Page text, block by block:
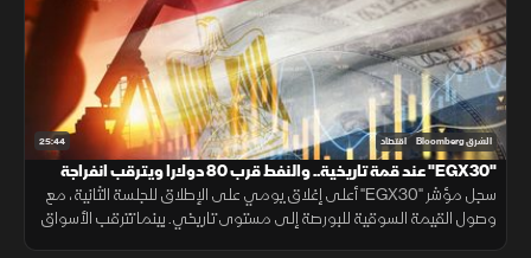
25:44 الشرق Bloomberg اقتصاد
"EGX30" عند قمة تاريخية.. والنفط قرب 80 دولارا ويترقب انفراجة
"هرمز"
سجل مؤشر "EGX30" أعلى إغلاق يومي على الإطلاق للجلسة الثانية، مع
وصول القيمة السوقية للبورصة إلى مستوى تاريخي. بينما تترقب الأسواق